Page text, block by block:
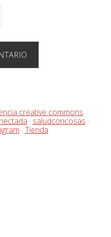
creative commons
· saludconcosas ·
· Tienda